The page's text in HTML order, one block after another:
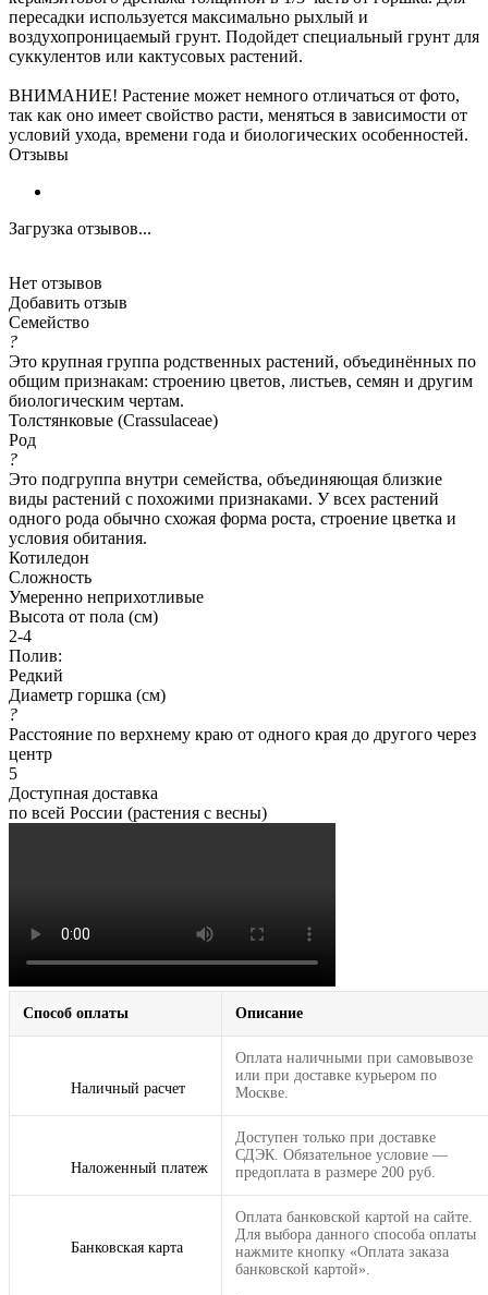
пересадки используется максимально рыхлый и
воздухопроницаемый грунт. Подойдет специальный грунт для
суккулентов или кактусовых растений.
ВНИМАНИЕ! Растение может немного отличаться от фото,
так как оно имеет свойство расти, меняться в зависимости от
условий ухода, времени года и биологических особенностей.
Отзывы
Загрузка отзывов...
Нет отзывов
Добавить отзыв
Семейство
?
Это крупная группа родственных растений, объединённых по
общим признакам: строению цветов, листьев, семян и другим
биологическим чертам.
Толстянковые (Crassulaceae)
Род
?
Это подгруппа внутри семейства, объединяющая близкие
виды растений с похожими признаками. У всех растений
одного рода обычно схожая форма роста, строение цветка и
условия обитания.
Котиледон
Сложность
Умеренно неприхотливые
Высота от пола (см)
2-4
Полив:
Редкий
Диаметр горшка (см)
?
Расстояние по верхнему краю от одного края до другого через
центр
5
Доступная доставка
по всей России (растения с весны)
Способ оплаты Описание
Наличный расчет
Оплата наличными при самовывозе
или при доставке курьером по
Москве.
Наложенный платеж
Доступен только при доставке
СДЭК. Обязательное условие —
предоплата в размере 200 руб.
Банковская карта
Оплата банковской картой на сайте.
Для выбора данного способа оплаты
нажмите кнопку «Оплата заказа
банковской картой».